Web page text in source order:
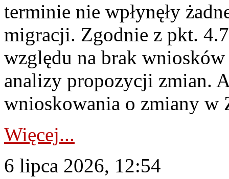
terminie nie wpłynęły
migracji. Zgodnie z pkt.
względu na brak
analizy propozycji zmian.
wnioskowania o zmiany w
Więcej...
6 lipca 2026, 12:54